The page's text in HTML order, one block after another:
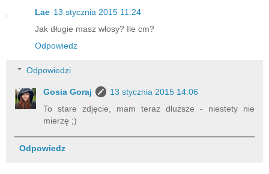
Lae 13 stycznia 2015 11:24
Jak długie masz włosy? Ile cm?
Odpowiedz
Odpowiedzi
Gosia Goraj
13 stycznia 2015 14:06
To stare zdjęcie, mam teraz dłuższe - niestety nie
mierzę ;)
Odpowiedz